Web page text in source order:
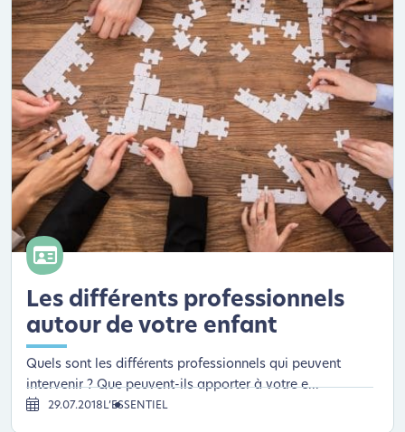
Les différents professionnels
autour de votre enfant
Quels sont les différents professionnels qui peuvent
intervenir ? Que peuvent-ils apporter à votre e...
29.07.2018 L’ESSENTIEL